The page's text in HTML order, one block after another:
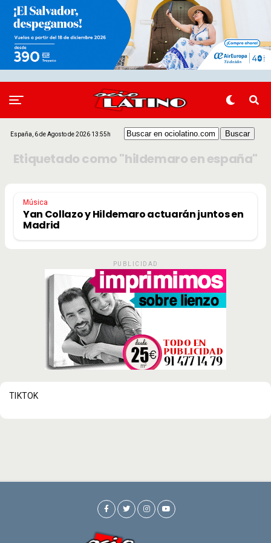
España, 6 de Agosto de 2026 13:55h
Etiquetado como "hildemaro en españa"
Música
Yan Collazo y Hildemaro actuarán juntos en
Madrid
PUBLICIDAD
TIKTOK